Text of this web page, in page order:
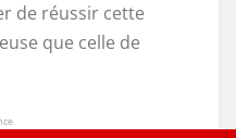
de réussir cette
que celle de